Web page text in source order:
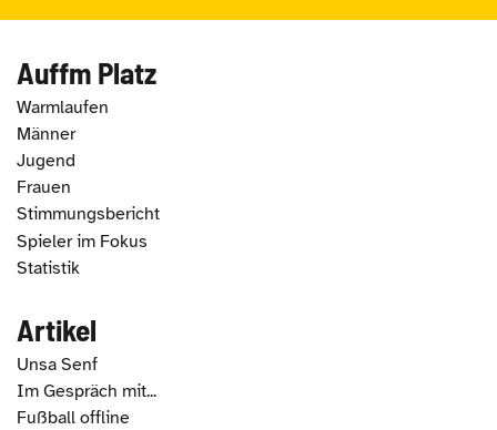
Auffm Platz
Warmlaufen
Männer
Jugend
Frauen
Stimmungsbericht
Spieler im Fokus
Statistik
Artikel
Unsa Senf
Im Gespräch mit...
Fußball offline